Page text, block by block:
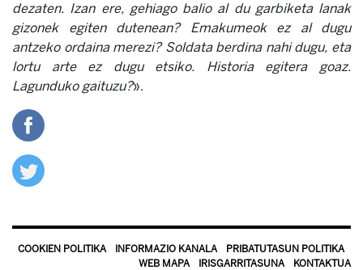
dezaten. Izan ere, gehiago balio al du garbiketa lanak
gizonek egiten dutenean? Emakumeok ez al dugu
antzeko ordaina merezi? Soldata berdina nahi dugu, eta
lortu arte ez dugu etsiko. Historia egitera goaz.
Lagunduko gaituzu?».
COOKIEN POLITIKA INFORMAZIO KANALA
PRIBATUTASUN POLITIKA
WEB MAPA
IRISGARRITASUNA KONTAKTUA